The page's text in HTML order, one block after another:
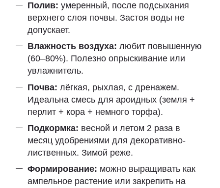
Полив: умеренный, после подсыхания
верхнего слоя почвы. Застоя воды не
допускает.
Влажность воздуха: любит повышенную
(60–80%). Полезно опрыскивание или
увлажнитель.
Почва: лёгкая, рыхлая, с дренажем.
Идеальна смесь для ароидных (земля +
перлит + кора + немного торфа).
Подкормка: весной и летом 2 раза в
месяц удобрениями для декоративно-
лиственных. Зимой реже.
Формирование: можно выращивать как
ампельное растение или закрепить на